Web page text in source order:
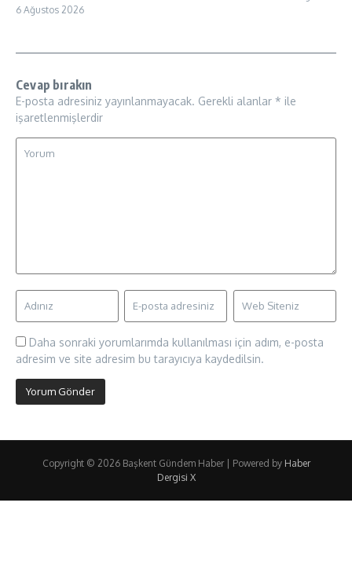
6 Ağustos 2026
Cevap bırakın
E-posta adresiniz yayınlanmayacak. Gerekli alanlar * ile
işaretlenmişlerdir
Daha sonraki yorumlarımda kullanılması için adım, e-posta
adresim ve site adresim bu tarayıcıya kaydedilsin.
Copyright © 2026 Başkent Gündem Haber | Powered by Haber
Dergisi X